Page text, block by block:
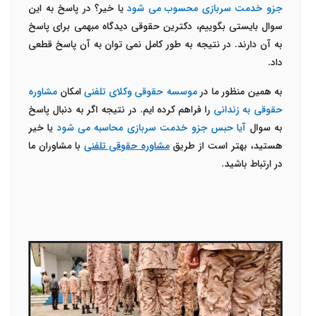
جزو خدمت سربازی محسوب می شودیا خیر؟ در پاسخ به این
سوال بایستی بگوییم، دکترین حقوقی دیدگاه مبهمی برای پاسخ
به آن دارند. در نتیجه به طور کامل نمی توان به آن پاسخ قطعی
داد.
به همین منظور ما درموسسه حقوقی وکلای تلفنیامکان مشاوره
حقوقی به زندانی را فراهم کرده ایم. در نتیجه اگر به دنبال پاسخ
به سوال آیا حبس جزو خدمت سربازی محاسبه می شود یا خیر
هستید، بهتر است از طریق مشاوره حقوقی تلفنی با مشاوران ما
در ارتباط باشید.